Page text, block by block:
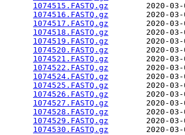
1074515.FASTQ.gz
2020-
1074516.FASTQ.gz
2020-
1074517.FASTQ.gz
2020-
1074518.FASTQ.gz
2020-
1074519.FASTQ.gz
2020-
1074520.FASTQ.gz
2020-
1074521.FASTQ.gz
2020-
1074522.FASTQ.gz
2020-
1074524.FASTQ.gz
2020-
1074525.FASTQ.gz
2020-
1074526.FASTQ.gz
2020-
1074527.FASTQ.gz
2020-
1074528.FASTQ.gz
2020-
1074529.FASTQ.gz
2020-
1074530.FASTQ.gz
2020-